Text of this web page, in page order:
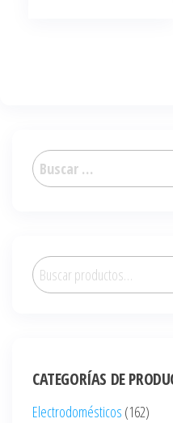
Buscar:
Buscar
por:
CATEGORÍAS DE
Electrodomésticos (162)